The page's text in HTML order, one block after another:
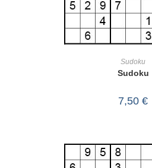
Sudoku
Sudoku
7,50 €